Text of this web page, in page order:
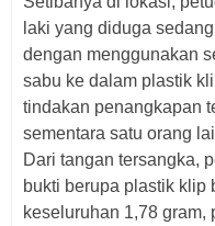
laki yang diduga
dengan menggunakan
sabu ke dalam plastik
tindakan penangkapan
sementara satu orang
Dari tangan tersangka,
bukti berupa plastik klip
keseluruhan 1,78